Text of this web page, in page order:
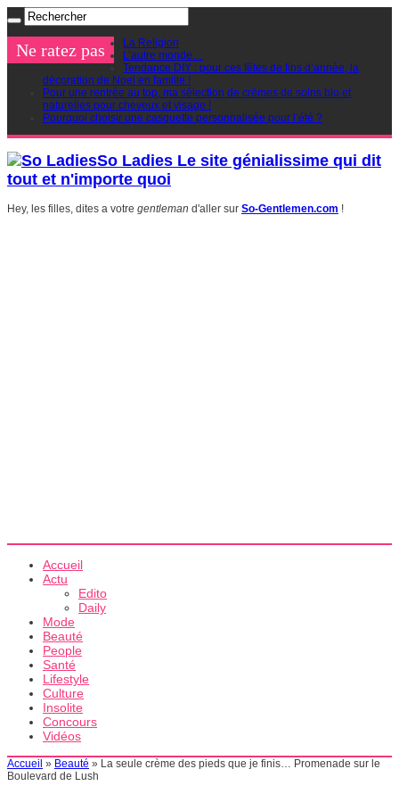
Ne ratez pas
La Religion
L’autre monde…
Tendance DIY : pour ces fêtes de fins d’année, la
décoration de Noel en famille !
Pour une rentrée au top, ma sélection de crèmes de soins bio et
naturelles pour cheveux et visage !
Pourquoi choisir une casquette personnalisée pour l’été ?
So Ladies Le site génialissime qui dit
tout et n'importe quoi
Hey, les filles, dites a votre gentleman d'aller sur So-Gentlemen.com !
Accueil
Actu
Edito
Daily
Mode
Beauté
People
Santé
Lifestyle
Culture
Insolite
Concours
Vidéos
Accueil » Beauté » La seule crème des pieds que je finis… Promenade sur le
Boulevard de Lush